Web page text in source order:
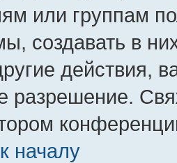
или группам
создавать в
действия,
разрешение.
началу